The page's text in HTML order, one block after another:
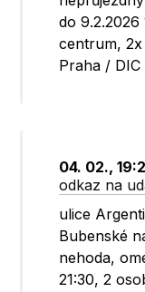
do 9.2.2026
centrum,
Praha / DIC
04. 02.,
odkaz na
ulice
Bubenské
nehoda,
21:30, 2